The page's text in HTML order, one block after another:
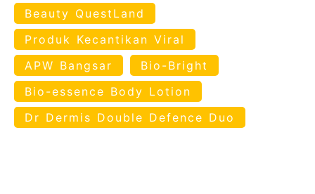
Beauty QuestLand
Produk Kecantikan Viral
APW Bangsar
Bio-Bright
Bio-essence Body Lotion
Dr Dermis Double Defence Duo